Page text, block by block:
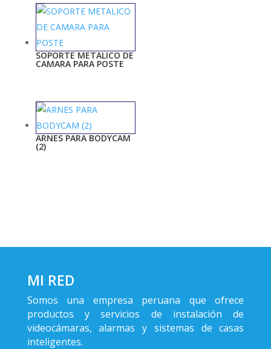
SOPORTE METALICO DE
CAMARA PARA POSTE
ARNES PARA BODYCAM
(2)
MI RED
Somos una empresa peruana que ofrece
productos y servicios de instalación de
videocámaras, alarmas y sistemas de casas
inteligentes.